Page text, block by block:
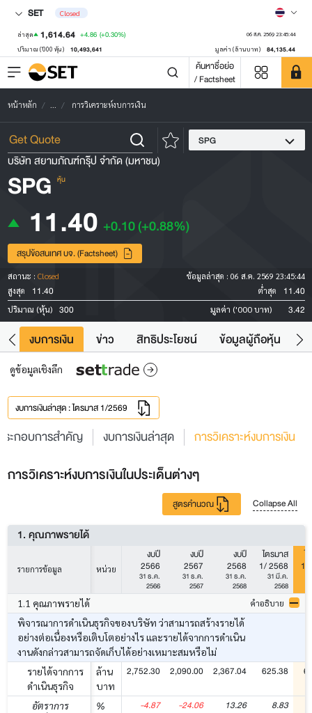
SET Closed
ล่าสุด 1,614.64 +4.86 (+0.30%) 06 ส.ค. 2569 23:45:44
ปริมาณ ('000 หุ้น) 10,493,641 มูลค่า (ล้านบาท) 84,135.44
ค้นหาชื่อย่อ
/ Factsheet
หน้าหลัก ... การวิเคราะห์งบการเงิน
SPG
บริษัท สยามภัณฑ์กรุ๊ป จำกัด (มหาชน)
SPG หุ้น
11.40 +0.10(+0.88%)
สรุปข้อสนเทศ บจ. (Factsheet)
สถานะ : Closed ข้อมูลล่าสุด : 06 ส.ค. 2569 23:45:44
สูงสุด
11.40 ต่ำสุด 11.40
ปริมาณ (หุ้น) 300 มูลค่า ('000 บาท) 3.42
งบการเงิน ข่าว สิทธิประโยชน์ ข้อมูลผู้ถือหุ้น
ดูข้อมูลเชิงลึก
งบการเงินล่าสุด : ไตรมาส 1/2569
ะกอบการสำคัญ งบการเงินล่าสุด การวิเคราะห์งบการเงิน
การวิเคราะห์งบการเงินในประเด็นต่างๆ
สูตรคำนวณ Collapse All
1. คุณภาพรายได้
รายการข้อมูล หน่วย
งบปี
2566
31 ธ.ค.
2566
งบปี
2567
31 ธ.ค.
2567
งบปี
2568
31 ธ.ค.
2568
ไตรมาส
1/ 2568
31 มี.ค.
2568
ไ
1/
1.1 คุณภาพรายได้ คำอธิบาย
พิจารณาการดำเนินธุรกิจของบริษัท ว่าสามารถสร้างรายได้
อย่างต่อเนื่องหรือเติบโตอย่างไร และรายได้จากการดำเนิน
งานดังกล่าวสามารถจัดเก็บได้อย่างเหมาะสมหรือไม่
รายได้จากการ
ดำเนินธุรกิจ
ล้าน
บาท
2,752.30 2,090.00 2,367.04 625.38
อัตราการ
% -4.87 -24.06 13.26 8.83